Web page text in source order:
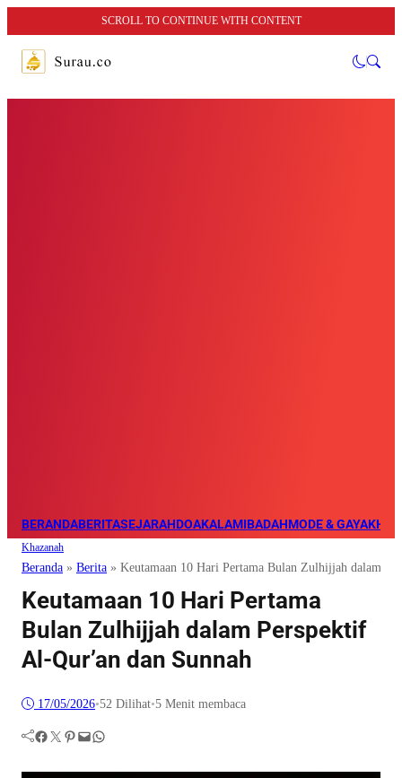
SCROLL TO CONTINUE WITH CONTENT
BERANDABERITASEJARAHDOAKALAMIBADAHMODE & GAYA
Khazanah
Beranda » Berita » Keutamaan 10 Hari Pertama Bulan Zulhijjah dalam
Keutamaan 10 Hari Pertama
Bulan Zulhijjah dalam Perspektif
Al-Qur’an dan Sunnah
17/05/2026•52 Dilihat•5 Menit membaca
Facebook Twitter Pinterest Mail WhatsApp